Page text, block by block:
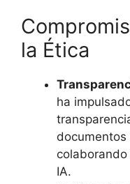
la Ética
ha
IA.